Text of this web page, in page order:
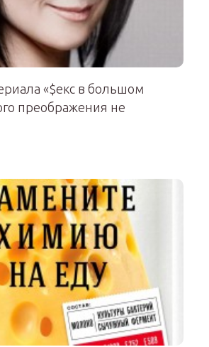
«$екс в большом
преображения не